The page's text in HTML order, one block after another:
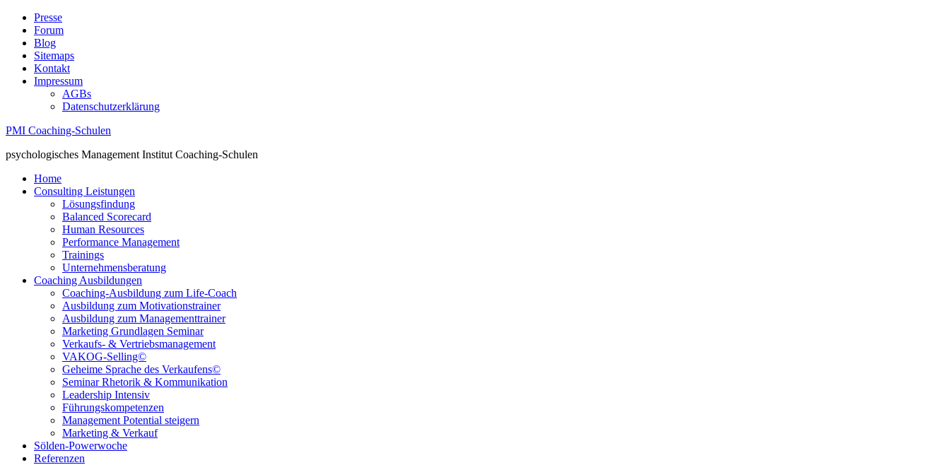
Presse
Forum
Blog
Sitemaps
Kontakt
Impressum
AGBs
Datenschutzerklärung
PMI Coaching-Schulen
psychologisches Management Institut Coaching-Schulen
Home
Consulting Leistungen
Lösungsfindung
Balanced Scorecard
Human Resources
Performance Management
Trainings
Unternehmensberatung
Coaching Ausbildungen
Coaching-Ausbildung zum Life-Coach
Ausbildung zum Motivationstrainer
Ausbildung zum Managementtrainer
Marketing Grundlagen Seminar
Verkaufs- & Vertriebsmanagement
VAKOG-Selling©
Geheime Sprache des Verkaufens©
Seminar Rhetorik & Kommunikation
Leadership Intensiv
Führungskompetenzen
Management Potential steigern
Marketing & Verkauf
Sölden-Powerwoche
Referenzen